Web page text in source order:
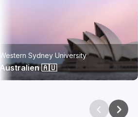
Southern Cross University, Gold Coast
Australien 🇦🇺